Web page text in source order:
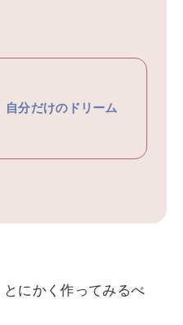
自分だけのドリーム
にかく作ってみるべ